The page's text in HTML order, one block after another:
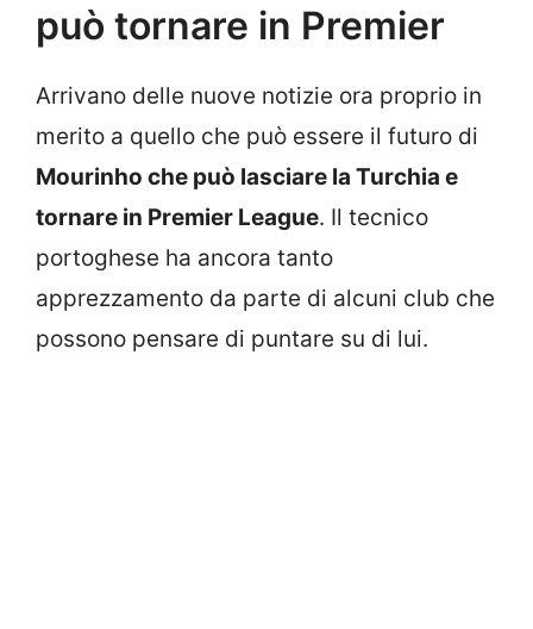
può tornare in Premier
Arrivano delle nuove notizie ora proprio in
merito a quello che può essere il futuro di
Mourinho che può lasciare la Turchia e
tornare in Premier League. Il tecnico
portoghese ha ancora tanto
apprezzamento da parte di alcuni club che
possono pensare di puntare su di lui.